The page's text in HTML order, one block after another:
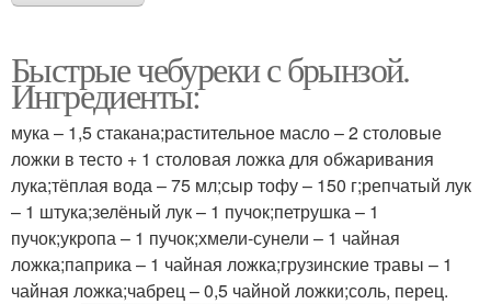
Быстрые чебуреки с брынзой.
Ингредиенты:
мука – 1,5 стакана;растительное масло – 2 столовые
ложки в тесто + 1 столовая ложка для обжаривания
лука;тёплая вода – 75 мл;сыр тофу – 150 г;репчатый лук
– 1 штука;зелёный лук – 1 пучок;петрушка – 1
пучок;укропа – 1 пучок;хмели-сунели – 1 чайная
ложка;паприка – 1 чайная ложка;грузинские травы – 1
чайная ложка;чабрец – 0,5 чайной ложки;соль, перец.